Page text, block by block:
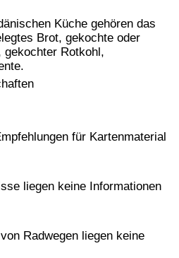
Küche gehören das
Brot, gekochte oder
gekochter Rotkohl,
für Kartenmaterial
liegen keine Informationen
Radwegen liegen keine